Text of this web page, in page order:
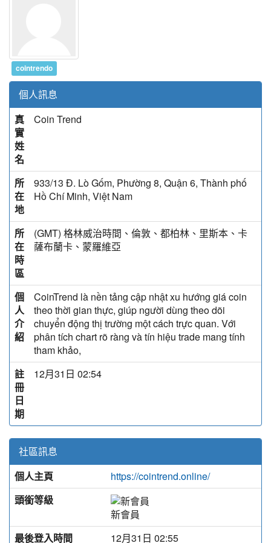
cointrendo
個人訊息
真
實
姓
名
Coin Trend
所
在
地
933/13 Đ. Lò Gốm, Phường 8, Quận 6, Thành phố
Hồ Chí Minh, Việt Nam
所
在
時
區
(GMT) 格林威治時間、倫敦、都柏林、里斯本、卡
薩布蘭卡、蒙羅維亞
個
人
介
紹
CoinTrend là nền tảng cập nhật xu hướng giá coin
theo thời gian thực, giúp người dùng theo dõi
chuyển động thị trường một cách trực quan. Với
phân tích chart rõ ràng và tín hiệu trade mang tính
tham khảo,
註
冊
日
期
12月31日 02:54
社區訊息
個人主頁
https://cointrend.online/
頭銜等級
新會員
最後登入時間
12月31日 02:55